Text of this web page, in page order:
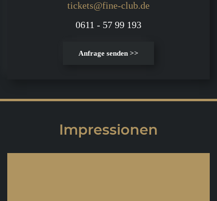
tickets@fine-club.de
0611 - 57 99 193
Anfrage senden >>
Impressionen